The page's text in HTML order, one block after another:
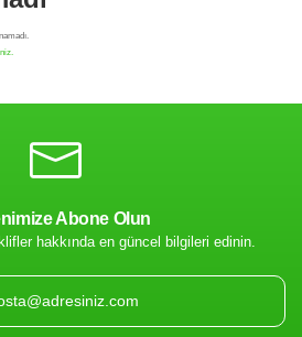
Abone Olun
hakkında en güncel bilgileri edinin.